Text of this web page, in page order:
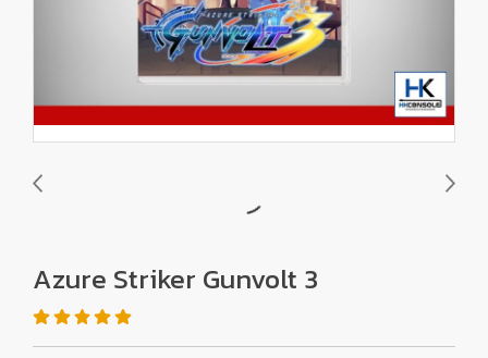
Azure Striker Gunvolt 3